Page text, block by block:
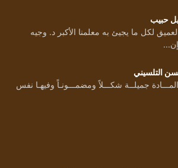
حبيب
لكل ما يجيئ به معلمنا الأكبر د. وجيه
التلسيني
جميلــة شكـــلاً ومضمـــونـاً وفيهـا نفس